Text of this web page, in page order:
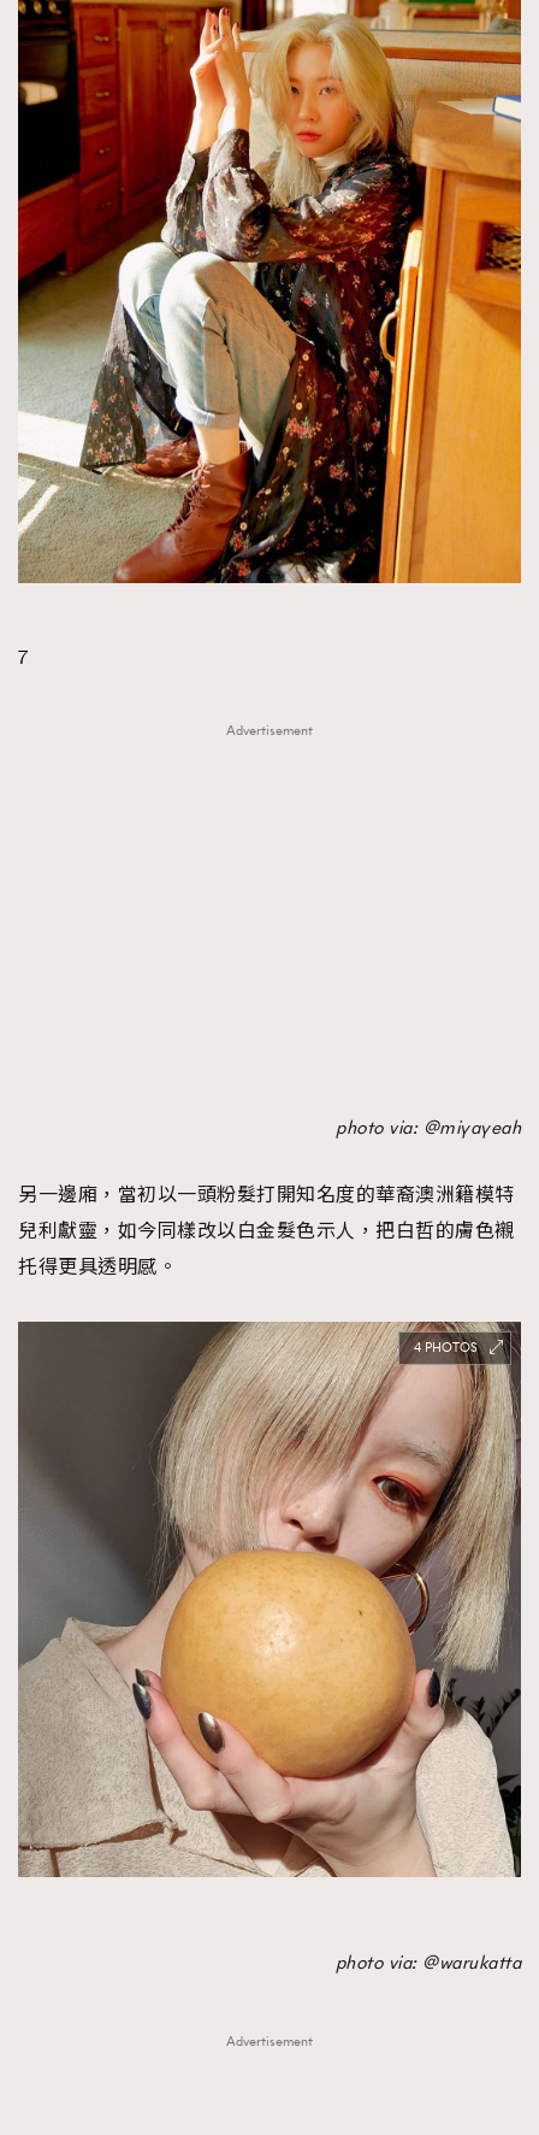
7
Advertisement
photo via: @miyayeah
另一邊廂，當初以一頭粉髮打開知名度的華裔澳洲籍模特
兒利獻靈，如今同樣改以白金髮色示人，把白哲的膚色襯
托得更具透明感。
4
photo via: @warukatta
Advertisement